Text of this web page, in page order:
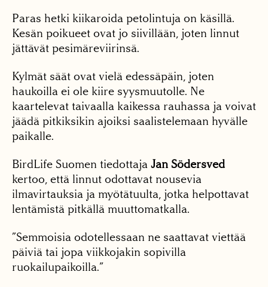
Paras hetki kiikaroida petolintuja on käsillä.
Kesän poikueet ovat jo siivillään, joten linnut
jättävät pesimäreviirinsä.
Kylmät säät ovat vielä edessäpäin, joten
haukoilla ei ole kiire syysmuutolle. Ne
kaartelevat taivaalla kaikessa rauhassa ja voivat
jäädä pitkiksikin ajoiksi saalistelemaan hyvälle
paikalle.
BirdLife Suomen tiedottaja Jan Södersved
kertoo, että linnut odottavat nousevia
ilmavirtauksia ja myötätuulta, jotka helpottavat
lentämistä pitkällä muuttomatkalla.
”Semmoisia odotellessaan ne saattavat viettää
päiviä tai jopa viikkojakin sopivilla
ruokailupaikoilla.”